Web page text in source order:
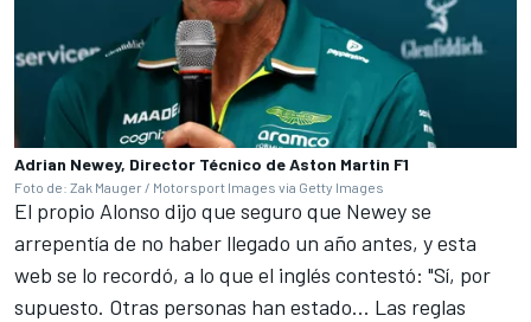
Adrian Newey, Director Técnico de Aston Martin F1
Foto de: Zak Mauger / Motorsport Images via Getty Images
El propio Alonso dijo que seguro que Newey se
arrepentía de no haber llegado un año antes, y esta
web se lo recordó, a lo que el inglés contestó: "Sí, por
supuesto. Otras personas han estado... Las reglas